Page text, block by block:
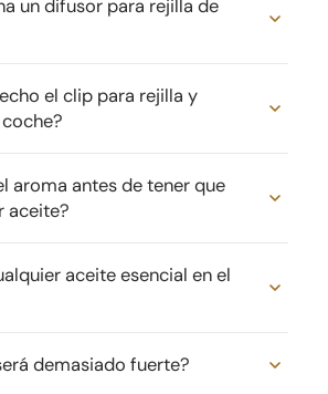
un difusor para rejilla de
el clip para rejilla y
aroma antes de tener que
aceite?
aceite esencial en el
demasiado fuerte?